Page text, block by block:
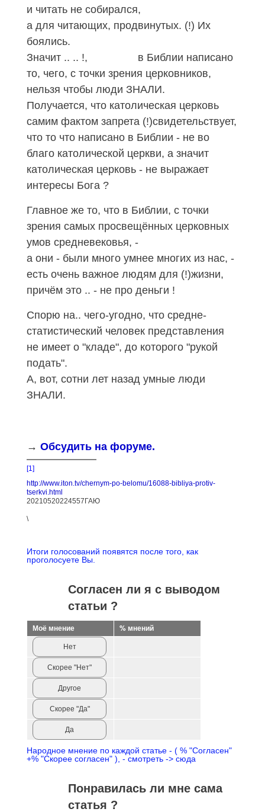
и читать не собирался,
а для читающих, продвинутых. (!) Их
боялись.
Значит .. .. !, в Библии написано
то, чего, с точки зрения церковников,
нельзя чтобы люди ЗНАЛИ.
Получается, что католическая церковь
самим фактом запрета (!)свидетельствует,
что то что написано в Библии - не во
благо католической церкви, а значит
католическая церковь - не выражает
интересы Бога ?
Главное же то, что в Библии, с точки
зрения самых просвещённых церковных
умов средневековья, -
а они - были много умнее многих из нас, -
есть очень важное людям для (!)жизни,
причём это .. - не про деньги !
Спорю на.. чего-угодно, что средне-
статистический человек представления
не имеет о "кладе", до которого "рукой
подать".
А, вот, сотни лет назад умные люди
ЗНАЛИ.
→ Обсудить на форуме.
[1]
http://www.iton.tv/chernym-po-belomu/16088-bibliya-protiv-
tserkvi.html
20210520224557ГАЮ
\
Итоги голосований появятся после того, как
проголосуете Вы.
Согласен ли я с выводом
статьи ?
Моё мнение % мнений
Нет
Скорее "Нет"
Другое
Скорее "Да"
Да
Народное мнение по каждой статье - ( % "Согласен"
+% "Скорее согласен" ), - смотреть -> сюда
Понравилась ли мне сама
статья ?